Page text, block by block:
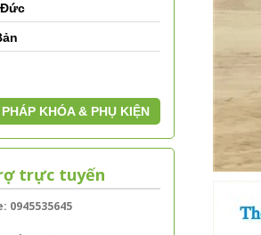
Đức
KHÓA & PHỤ KIỆN
trực tuyến
0945535645